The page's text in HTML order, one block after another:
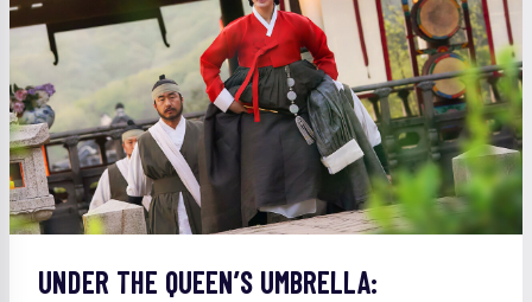
UNDER THE QUEEN’S UMBRELLA: